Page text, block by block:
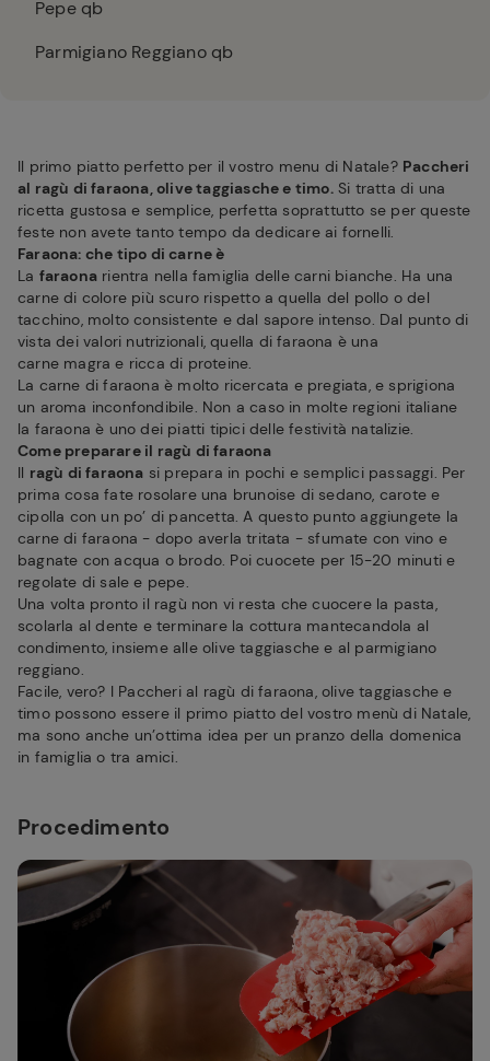
Pepe qb
Parmigiano Reggiano qb
Il primo piatto perfetto per il vostro menu di Natale? Paccheri
al ragù di faraona, olive taggiasche e timo.Si tratta di una
ricetta gustosa e semplice, perfetta soprattutto se per queste
feste non avete tanto tempo da dedicare ai fornelli.
Faraona: che tipo di carne è
La faraona rientra nella famiglia delle carni bianche. Ha una
carne di colore più scuro rispetto a quella del pollo o del
tacchino, molto consistente e dal sapore intenso. Dal punto di
vista dei valori nutrizionali, quella di faraona è una
carne magra e ricca di proteine.
La carne di faraona è molto ricercata e pregiata, e sprigiona
un aroma inconfondibile. Non a caso in molte regioni italiane
la faraona è uno dei piatti tipici delle festività natalizie.
Come preparare il ragù di faraona
Il ragù di faraona si prepara in pochi e semplici passaggi. Per
prima cosa fate rosolare una brunoise di sedano, carote e
cipolla con un po’ di pancetta. A questo punto aggiungete la
carne di faraona - dopo averla tritata - sfumate con vino e
bagnate con acqua o brodo. Poi cuocete per 15-20 minuti e
regolate di sale e pepe.
Una volta pronto il ragù non vi resta che cuocere la pasta,
scolarla al dente e terminare la cottura mantecandola al
condimento, insieme alle olive taggiasche e al parmigiano
reggiano.
Facile, vero? I Paccheri al ragù di faraona, olive taggiasche e
timo possono essere il primo piatto del vostro menù di Natale,
ma sono anche un’ottima idea per un pranzo della domenica
in famiglia o tra amici.
Procedimento